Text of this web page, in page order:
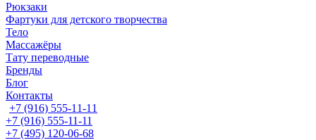
Рюкзаки
Фартуки для детского творчества
Тело
Массажёры
Тату переводные
Бренды
Блог
Контакты
+7 (916) 555-11-11
+7 (916) 555-11-11
+7 (495) 120-06-68